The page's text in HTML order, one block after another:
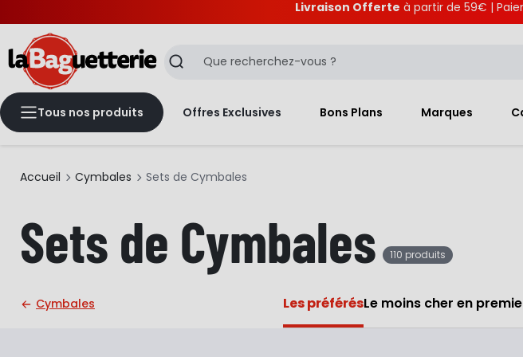
Livraison Offerte à partir de 59€ |
Recherche
Tous nos produits Offres Exclusives Bons Plans Marques
Accueil Cymbales Sets de Cymbales
Sets de Cymbales 110 produits
Cymbales Les préférésLe moins cher en